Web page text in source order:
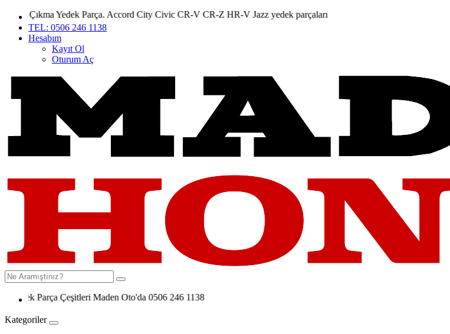
Yedek Parça. Accord City Civic CR-V CR-Z HR-V Jazz yedek parçaları
TEL: 0506 246 1138
Hesabım
Kayıt Ol
Oturum Aç
Parça Çeşitleri Maden Oto'da 0506 246 1138
Kategoriler